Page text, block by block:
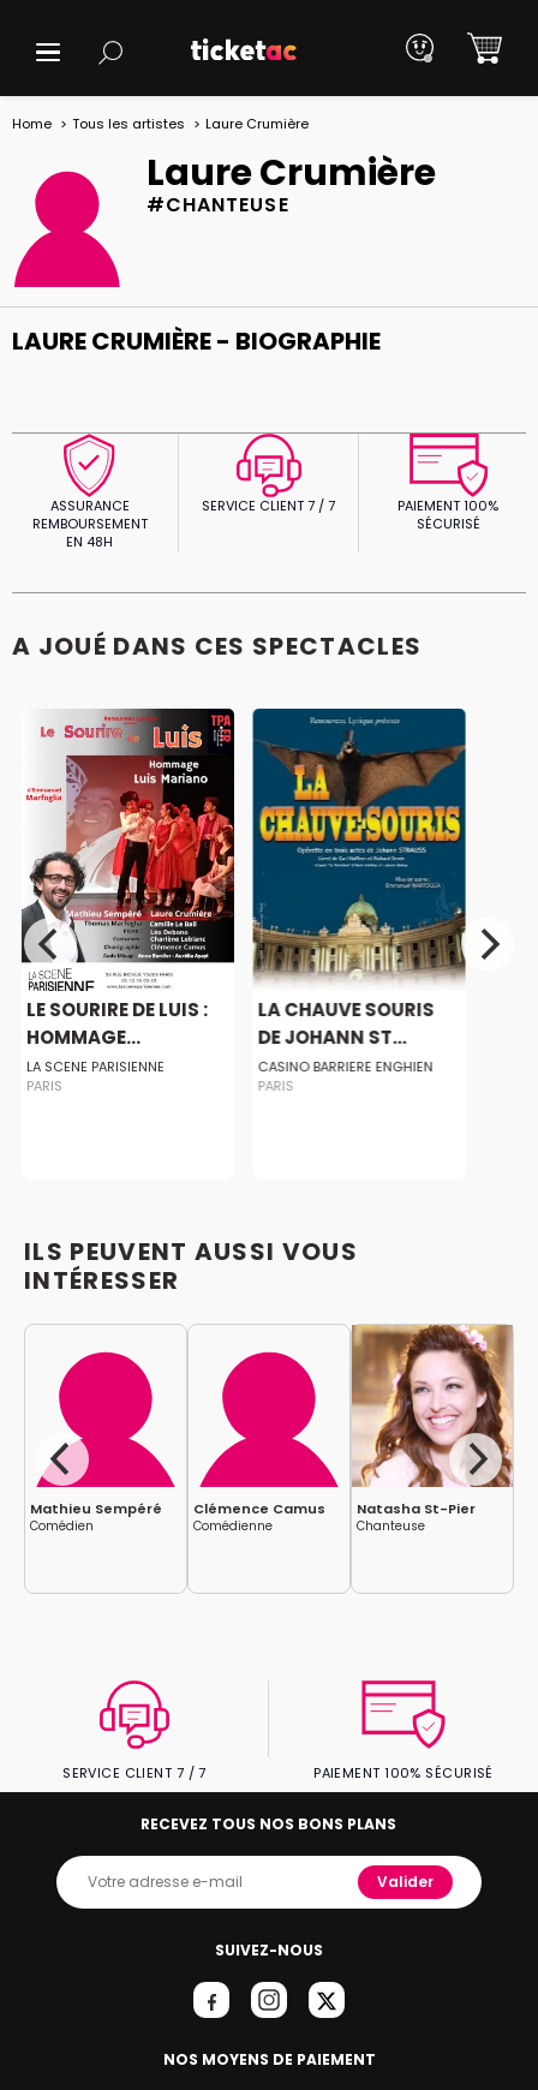
Home Tous les artistes Laure Crumière
Laure Crumière
#CHANTEUSE
LAURE CRUMIÈRE - BIOGRAPHIE
ASSURANCE
REMBOURSEMENT
EN 48H
SERVICE CLIENT 7 / 7
PAIEMENT 100%
SÉCURISÉ
A JOUÉ DANS CES SPECTACLES
LE SOURIRE DE LUIS :
HOMMAGE...
LA SCENE PARISIENNE
PARIS
LA CHAUVE SOURIS
DE JOHANN ST...
CASINO BARRIERE ENGHIEN
PARIS
ILS PEUVENT AUSSI VOUS
INTÉRESSER
Mathieu Sempéré
Comédien
Clémence Camus
Comédienne
Natasha St-Pier
Chanteuse
SERVICE CLIENT 7 / 7 PAIEMENT 100% SÉCURISÉ
SUIVEZ-NOUS
NOS MOYENS DE PAIEMENT
RECEVEZ TOUS NOS BONS PLANS
Valider